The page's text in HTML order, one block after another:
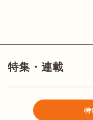
特集・連載
特